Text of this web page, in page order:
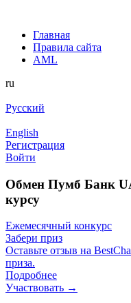
Главная
Правила сайта
AML
ru
Русский
English
Регистрация
Войти
Обмен Пумб Банк
курсу
Ежемесячный конкурс
Забери приз
Оставьте отзыв на
приза.
Подробнее
Участвовать →